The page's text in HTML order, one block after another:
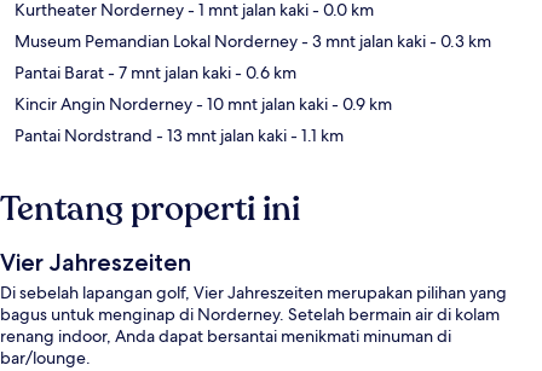
Kurtheater Norderney- 1 mnt jalan kaki- 0.0 km
Museum Pemandian Lokal Norderney- 3 mnt jalan kaki- 0.3 km
Pantai Barat- 7 mnt jalan kaki- 0.6 km
Kincir Angin Norderney- 10 mnt jalan kaki- 0.9 km
Pantai Nordstrand - 13 mnt jalan kaki- 1.1 km
Tentang properti ini
Vier Jahreszeiten
Di sebelah lapangan golf, Vier Jahreszeiten merupakan pilihan yang
bagus untuk menginap di Norderney. Setelah bermain air di kolam
renang indoor, Anda dapat bersantai menikmati minuman di
bar/lounge.